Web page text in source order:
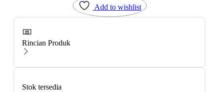
Add to wishlist
Rincian Produk
Stok tersedia